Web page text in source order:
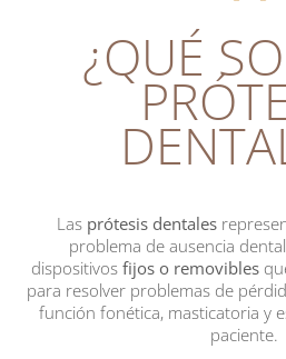
¿QUÉ
Las prótesis dentales
problema de ausencia
dispositivos fijos o removibles
para resolver problemas de
función fonética, masticatoria y
paciente.